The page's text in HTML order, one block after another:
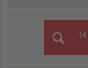
14